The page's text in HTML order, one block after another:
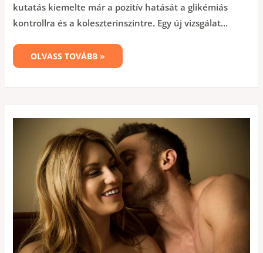
kutatás kiemelte már a pozitív hatását a glikémiás
kontrollra és a koleszterinszintre. Egy új vizsgálat…
OLVASS TOVÁBB »
ORÁLIS
VESZÉLYEI